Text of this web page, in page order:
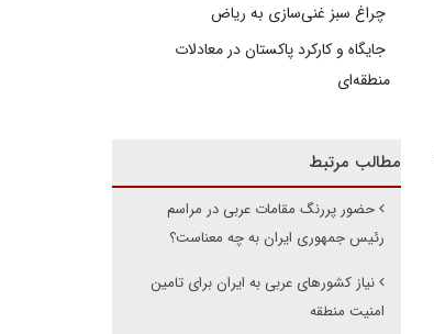
چراغ سبز غنی‌سازی به ریاض
جایگاه و کارکرد پاکستان در معادلات
منطقه‌ای
مطالب مرتبط
حضور پررنگ مقامات عربی در مراسم
رئیس جمهوری ایران به چه معناست؟
نیاز کشورهای عربی به ایران برای تامین
امنیت منطقه